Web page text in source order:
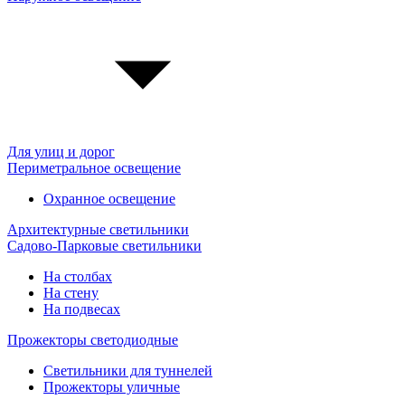
Для улиц и дорог
Периметральное освещение
Охранное освещение
Архитектурные светильники
Садово-Парковые светильники
На столбах
На стену
На подвесах
Прожекторы светодиодные
Светильники для туннелей
Прожекторы уличные